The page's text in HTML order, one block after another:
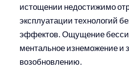
истощении недостижимо
эксплуатации технологий
эффектов. Ощущение
ментальное изнеможение и
возобновлению.